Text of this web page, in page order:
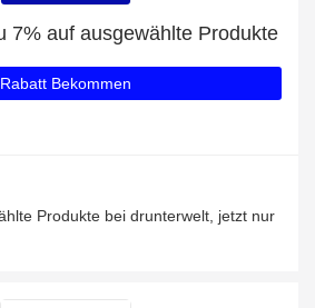
7% auf ausgewählte Produkte
Rabatt Bekommen
Produkte bei drunterwelt, jetzt nur